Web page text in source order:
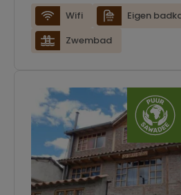
Wifi
Eigen
Zwembad